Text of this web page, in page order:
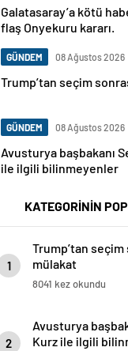
Galatasaray’a kötü
flaş Onyekuru kararı.
GÜNDEM 08 Ağustos 2026
Trump’tan seçim
GÜNDEM 08 Ağustos 2026
Avusturya başbakanı
ile ilgili bilinmeyenler
KATEGORİNİN
1
Trump’tan seçim
mülakat
8041 kez okundu
2
Avusturya
Kurz ile ilgili